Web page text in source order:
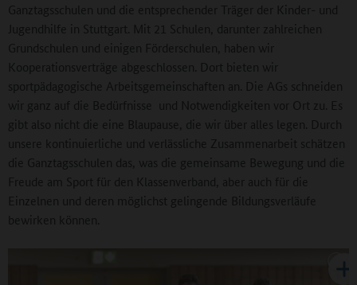
Ganztagsschulen und die entsprechender Träger der Kinder- und
Jugendhilfe in Stuttgart. Mit 21 Schulen, darunter zahlreichen
Grundschulen und einigen Förderschulen, haben wir
Kooperationsverträge abgeschlossen. Dort bieten wir
sportpädagogische Arbeitsgemeinschaften an. Die AGs schneiden
wir ganz auf die Bedürfnisse und Notwendigkeiten vor Ort zu. Es
gibt also nicht die eine Blaupause, die wir über alles legen. Durch
unsere kontinuierliche und verlässliche Zusammenarbeit schätzen
die Ganztagsschulen das, was die gemeinsame Bewegung und die
Freude am Sport für den Klassenverband, aber auch für die
Einzelnen und deren möglichst gelingende Bildungsverläufe
bewirken können.